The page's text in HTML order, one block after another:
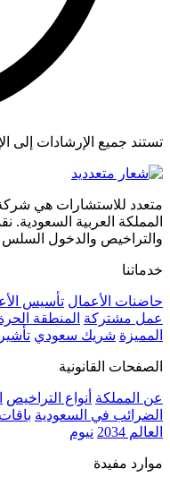
تستند جميع الإرشادات إلى
متعدد للاستشارات هي
المملكة العربية
والتراخيص والدخول
خدماتنا
حاضنات الأعمال تأسيس
عمل مشتركة المنطقة
المميزة شريك سعودي
الصفحات القانونية
عن المملكة أنواع التراخيص
الضرائب في السعودية
العالم 2034
نيوم
موارد مفيدة